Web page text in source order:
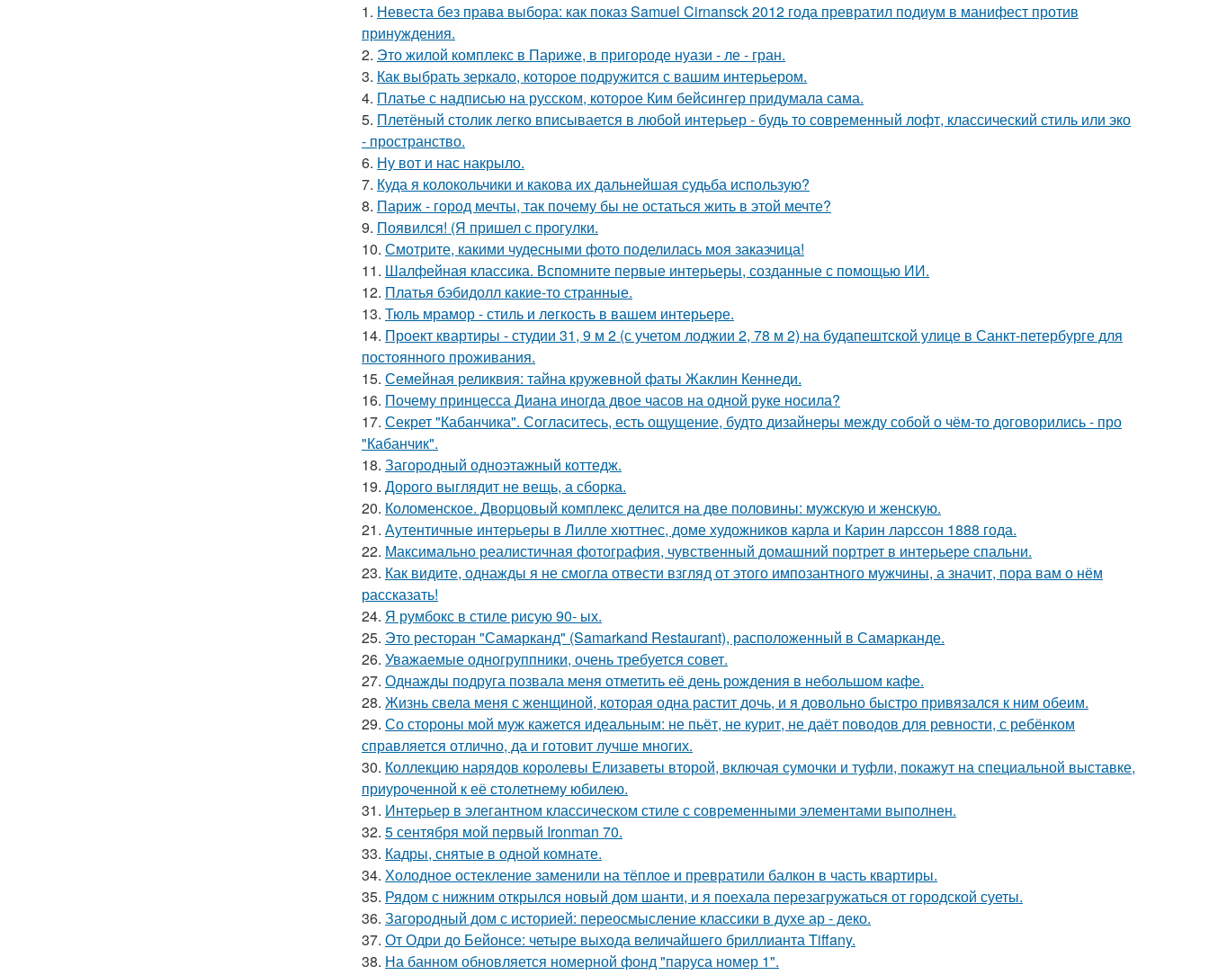
1. Невеста без права выбора: как показ Samuel Cirnansck 2012 года превратил подиум в манифест против
принуждения.
2. Это жилой комплекс в Париже, в пригороде нуази - ле - гран.
3. Как выбрать зеркало, которое подружится с вашим интерьером.
4. Платье с надписью на русском, которое Ким бейсингер придумала сама.
5. Плетёный столик легко вписывается в любой интерьер - будь то современный лофт, классический стиль или эко
- пространство.
6. Ну вот и нас накрыло.
7. Куда я колокольчики и какова их дальнейшая судьба использую?
8. Париж - город мечты, так почему бы не остаться жить в этой мечте?
9. Появился! (Я пришел с прогулки.
10. Смотрите, какими чудесными фото поделилась моя заказчица!
11. Шалфейная классика. Вспомните первые интерьеры, созданные с помощью ИИ.
12. Платья бэбидолл какие-то странные.
13. Тюль мрамор - стиль и лeгкость в вашем интерьере.
14. Проект квартиры - студии 31, 9 м 2 (с учетом лоджии 2, 78 м 2) на будапештской улице в Санкт-петербурге для
постоянного проживания.
15. Семейная реликвия: тайна кружевной фаты Жаклин Кеннеди.
16. Почему принцесса Диана иногда двое часов на одной руке носила?
17. Секрет "Кабанчика". Согласитесь, есть ощущение, будто дизайнеры между собой о чём-то договорились - про
"Кабанчик".
18. Загородный одноэтажный коттедж.
19. Дорого выглядит не вещь, а сборка.
20. Коломенское. Дворцовый комплекс делится на две половины: мужскую и женскую.
21. Аутентичные интерьеры в Лилле хюттнес, доме художников карла и Карин ларссон 1888 года.
22. Максимально реалистичная фотография, чувственный домашний портрет в интерьере спальни.
23. Как видите, однажды я не смогла отвести взгляд от этого импозантного мужчины, а значит, пора вам о нём
рассказать!
24. Я румбокс в стиле рисую 90- ых.
25. Это ресторан "Самарканд" (Samarkand Restaurant), расположенный в Самарканде.
26. Уважаемые одногруппники, очень требуется совет.
27. Однажды подруга позвала меня отметить её день рождения в небольшом кафе.
28. Жизнь свела меня с женщиной, которая одна растит дочь, и я довольно быстро привязался к ним обеим.
29. Со стороны мой муж кажется идеальным: не пьёт, не курит, не даёт поводов для ревности, с ребёнком
справляется отлично, да и готовит лучше многих.
30. Коллекцию нарядов королевы Елизаветы второй, включая сумочки и туфли, покажут на специальной выставке,
приуроченной к её столетнему юбилею.
31. Интерьер в элегантном классическом стиле с современными элементами выполнен.
32. 5 сентября мой первый Ironman 70.
33. Кадры, снятые в одной комнате.
34. Холодное остекление заменили на тёплое и превратили балкон в часть квартиры.
35. Рядом с нижним открылся новый дом шанти, и я поехала перезагружаться от городской суеты.
36. Загородный дом с историей: переосмысление классики в духе ар - деко.
37. От Одри до Бейонсе: четыре выхода величайшего бриллианта Tiffany.
38. На банном обновляется номерной фонд "паруса номер 1".